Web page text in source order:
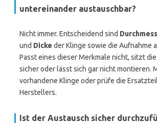
untereinander austauschbar?
Nicht immer. Entscheidend sind
und Dicke der Klinge sowie die Aufnahme
Passt eines dieser Merkmale nicht, sitzt
sicher oder lässt sich gar nicht montieren.
vorhandene Klinge oder prüfe die
Herstellers.
Ist der Austausch sicher